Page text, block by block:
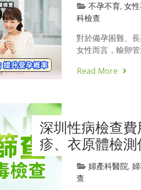
不孕不育,女
科檢查
對於備孕困難、
女性而言，輸卵
Read More
深圳性病檢查
疹、衣原體檢
婦產科醫院,
查